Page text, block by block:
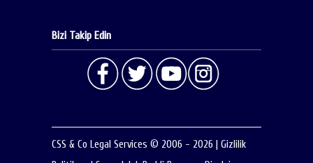
Bizi Takip Edin
CSS & Co Legal Services © 2006 - 2026
Gizlilik